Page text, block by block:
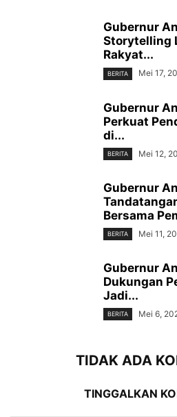
Gubernur
Storytelling
Rakyat...
BERITA Mei 17,
Gubernur
Perkuat
di...
BERITA Mei 12,
‎Gubernur
Bersama
BERITA Mei 11,
Gubernur
Dukungan
Jadi...
BERITA Mei 6,
TIDAK ADA
TINGGALKAN